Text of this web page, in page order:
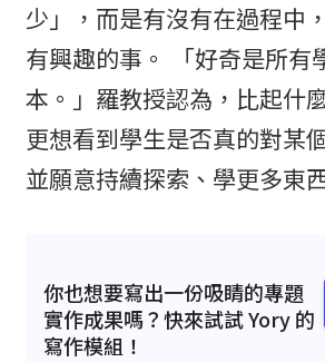
少」，而是有沒有在過程中
有興趣的事。 「好奇是所有
本。」羅教授認為，比起什
更想看到學生是否真的對某
並願意持續探索、學更多東
你也想要寫出一份吸睛的專題
實作成果嗎？快來試試 Yory 的
寫作模組！